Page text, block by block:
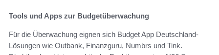
Tools und Apps zur Budgetüberwachung
Für die Überwachung eignen sich Budget App Deutschland-
Lösungen wie Outbank, Finanzguru, Numbrs und Tink.